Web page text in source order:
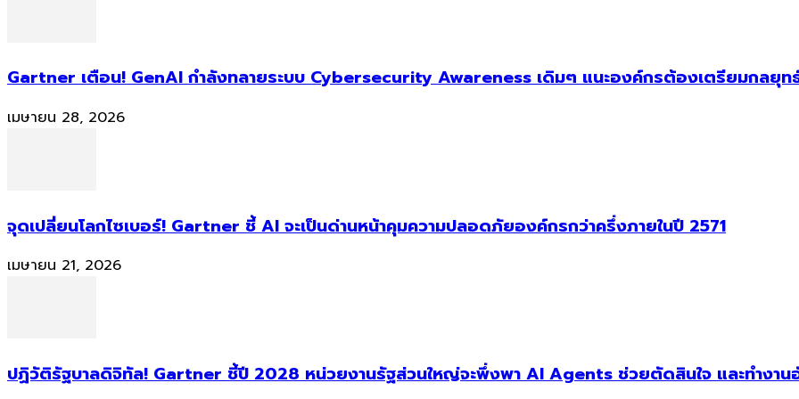
Gartner เตือน! GenAI กำลังทลายระบบ Cybersecurity Awareness เดิมๆ แนะองค์กรต้องเตรียมกลยุท
เมษายน 28, 2026
จุดเปลี่ยนโลกไซเบอร์! Gartner ชี้ AI จะเป็นด่านหน้าคุมความปลอดภัยองค์กรกว่าครึ่งภายในปี 2571
เมษายน 21, 2026
ปฏิวัติรัฐบาลดิจิทัล! Gartner ชี้ปี 2028 หน่วยงานรัฐส่วนใหญ่จะพึ่งพา AI Agents ช่วยตัดสินใจ และทำงาน